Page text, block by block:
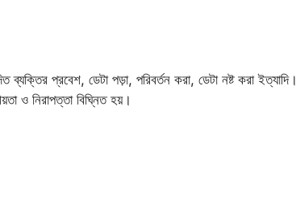
ব্যক্তির প্রবেশ, ডেটা পড়া, পরিবর্তন করা, ডেটা নষ্ট করা ইত্যাদি।
ও নিরাপত্তা বিঘ্নিত হয়।